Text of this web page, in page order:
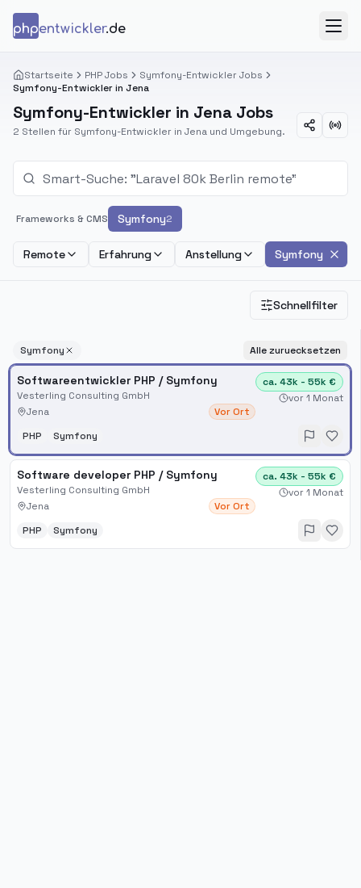
phpentwickler.de
Startseite PHP Jobs
Symfony-Entwickler Jobs
Symfony-Entwickler in Jena
Symfony-Entwickler in Jena Jobs
2 Stellen für Symfony-Entwickler in Jena und Umgebung.
Frameworks & CMS Symfony2
Remote Erfahrung Anstellung Symfony
Schnellfilter
Symfony Alle zuruecksetzen
Softwareentwickler PHP / Symfony
Vesterling Consulting GmbH
Jena
Vor Ort
ca. 43k - 55k €
vor 1 Monat
PHP Symfony
Software developer PHP / Symfony
Vesterling Consulting GmbH
Jena
Vor Ort
ca. 43k - 55k €
vor 1 Monat
PHP Symfony